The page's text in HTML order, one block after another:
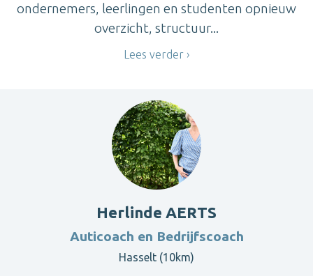
ondernemers, leerlingen en studenten opnieuw
overzicht, structuur...
Lees verder
Herlinde AERTS
Auticoach en Bedrijfscoach
Hasselt (10km)